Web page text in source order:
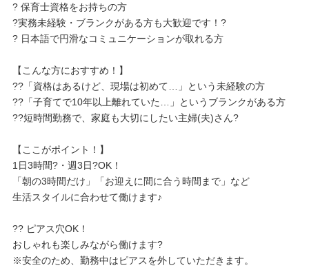
? 保育士資格をお持ちの方
?実務未経験・ブランクがある方も大歓迎です！?
? 日本語で円滑なコミュニケーションが取れる方
【こんな方におすすめ！】
??「資格はあるけど、現場は初めて…」という未経験の方
??「子育てで10年以上離れていた…」というブランクがある方
??短時間勤務で、家庭も大切にしたい主婦(夫)さん?
【ここがポイント！】
1日3時間?・週3日?OK！
「朝の3時間だけ」「お迎えに間に合う時間まで」など
生活スタイルに合わせて働けます♪
?? ピアス穴OK！
おしゃれも楽しみながら働けます?
※安全のため、勤務中はピアスを外していただきます。